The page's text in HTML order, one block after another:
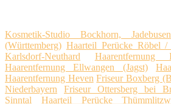
Kosmetik-Studio Bockhorn, Jadebusen
(Württemberg) Haarteil Perücke Röbel
Karlsdorf-Neuthard
Haarentfernung
Haarentfernung Ellwangen (Jagst)
Haarentfernung Heven Friseur Boxberg
Niederbayern
Friseur Ottersberg bei
Sinntal
Haarteil Perücke